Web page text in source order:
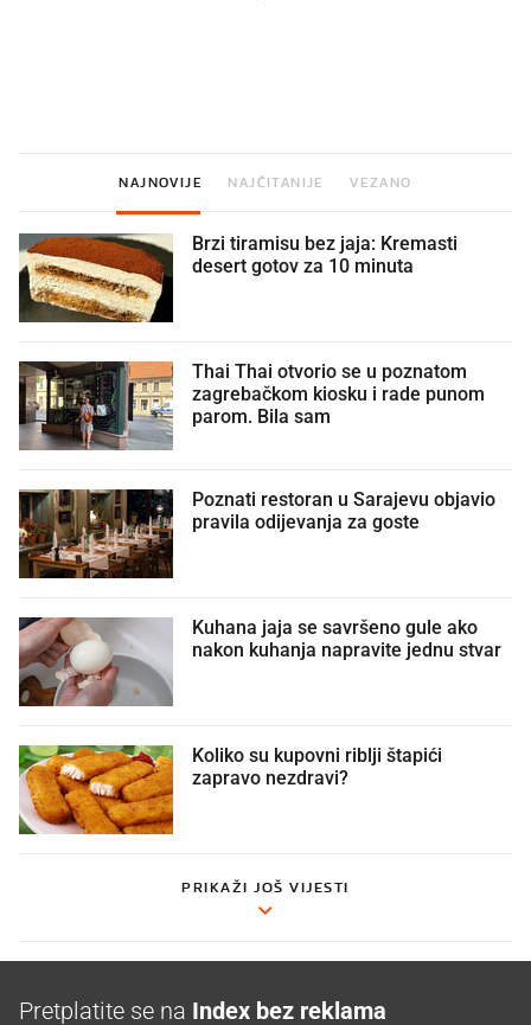
NAJNOVIJE NAJČITANIJE VEZANO
Brzi tiramisu bez jaja: Kremasti
desert gotov za 10 minuta
Thai Thai otvorio se u poznatom
zagrebačkom kiosku i rade punom
parom. Bila sam
Poznati restoran u Sarajevu objavio
pravila odijevanja za goste
Kuhana jaja se savršeno gule ako
nakon kuhanja napravite jednu stvar
Koliko su kupovni riblji štapići
zapravo nezdravi?
PRIKAŽI JOŠ VIJESTI
Pretplatite se na Index bez reklama